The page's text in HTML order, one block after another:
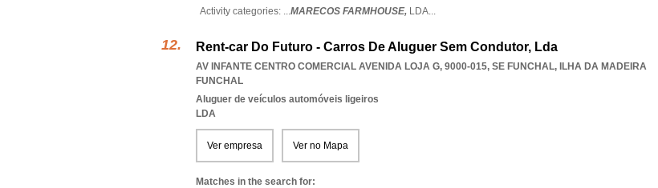
Activity categories: ...MARECOS FARMHOUSE, LDA...
Rent-car Do Futuro - Carros De Aluguer Sem Condutor, Lda
AV INFANTE CENTRO COMERCIAL AVENIDA LOJA G, 9000-015, SE FUNCHAL, ILHA DA MADEIRA
FUNCHAL
Aluguer de veículos automóveis ligeiros
LDA
Ver empresa Ver no Mapa
Matches in the search for: